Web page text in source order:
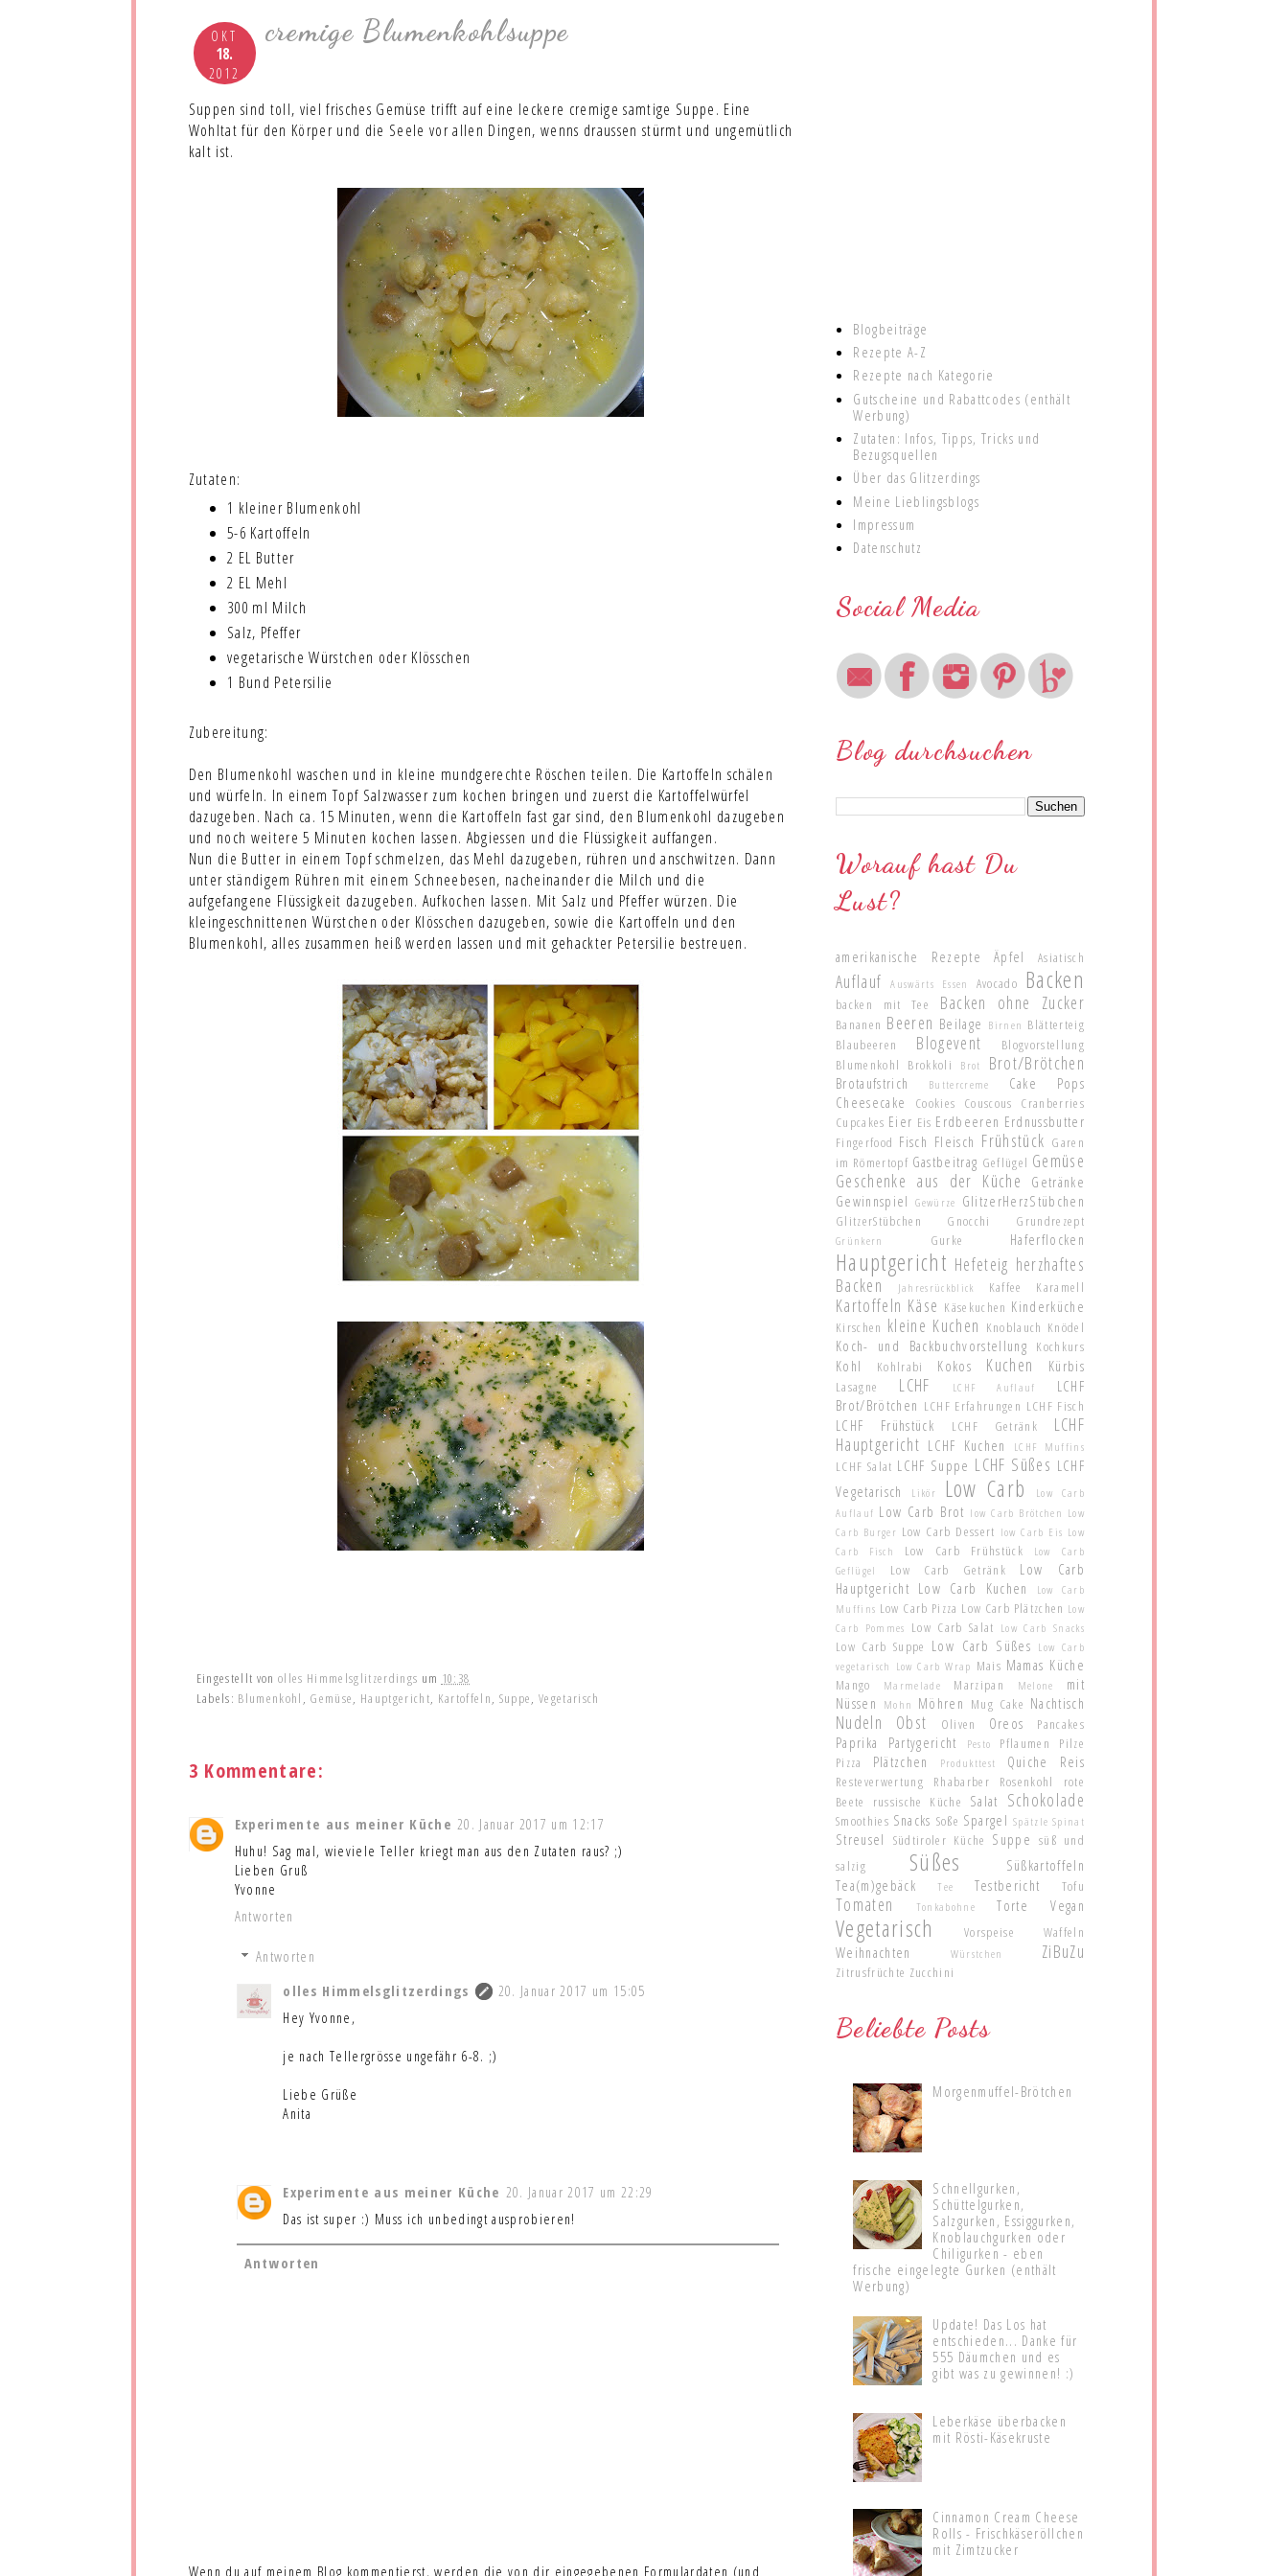
OKT
18.
2012
cremige Blumenkohlsuppe
Suppen sind toll, viel frisches Gemüse trifft auf eine leckere cremige samtige Suppe. Eine
Wohltat für den Körper und die Seele vor allen Dingen, wenns draussen stürmt und ungemütlich
kalt ist.
Zutaten:
1 kleiner Blumenkohl
5-6 Kartoffeln
2 EL Butter
2 EL Mehl
300 ml Milch
Salz, Pfeffer
vegetarische Würstchen oder Klösschen
1 Bund Petersilie
Zubereitung:
Den Blumenkohl waschen und in kleine mundgerechte Röschen teilen. Die Kartoffeln schälen
und würfeln. In einem Topf Salzwasser zum kochen bringen und zuerst die Kartoffelwürfel
dazugeben. Nach ca. 15 Minuten, wenn die Kartoffeln fast gar sind, den Blumenkohl dazugeben
und noch weitere 5 Minuten kochen lassen. Abgiessen und die Flüssigkeit auffangen.
Nun die Butter in einem Topf schmelzen, das Mehl dazugeben, rühren und anschwitzen. Dann
unter ständigem Rühren mit einem Schneebesen, nacheinander die Milch und die
aufgefangene Flüssigkeit dazugeben. Aufkochen lassen. Mit Salz und Pfeffer würzen. Die
kleingeschnittenen Würstchen oder Klösschen dazugeben, sowie die Kartoffeln und den
Blumenkohl, alles zusammen heiß werden lassen und mit gehackter Petersilie bestreuen.
Eingestellt von olles Himmelsglitzerdings um 10:38
Labels: Blumenkohl , Gemüse, Hauptgericht, Kartoffeln, Suppe,Vegetarisch
3 Kommentare:
Experimente aus meiner Küche 20. Januar 2017 um 12:17
Huhu! Sag mal, wieviele Teller kriegt man aus den Zutaten raus? ;)
Lieben Gruß
Yvonne
Antworten
Antworten
olles Himmelsglitzerdings
20. Januar 2017 um 15:05
Hey Yvonne,
je nach Tellergrösse ungefähr 6-8. ;)
Liebe Grüße
Anita
Experimente aus meiner Küche 20. Januar 2017 um 22:29
Das ist super :) Muss ich unbedingt ausprobieren!
Antworten
Wenn du auf meinem Blog kommentierst, werden die von dir eingegebenen Formulardaten (und
Blogbeiträge
Rezepte A-Z
Rezepte nach Kategorie
Gutscheine und Rabattcodes (enthält
Werbung)
Zutaten: Infos, Tipps, Tricks und
Bezugsquellen
Über das Glitzerdings
Meine Lieblingsblogs
Impressum
Datenschutz
Social Media
Blog durchsuchen
Worauf hast Du
Lust?
amerikanische Rezepte Äpfel Asiatisch
Auflauf Auswärts Essen Avocado Backen
backen mit Tee Backen ohne Zucker
Bananen Beeren Beilage Birnen Blätterteig
Blaubeeren
Blogevent
Blogvorstellung
Blumenkohl
Brokkoli Brot Brot/Brötchen
Brotaufstrich Buttercreme
Cake Pops
Cheesecake
Cookies Couscous
Cranberries
Cupcakes Eier Eis Erdbeeren Erdnussbutter
Fingerfood Fisch Fleisch Frühstück Garen
im Römertopf Gastbeitrag Geflügel Gemüse
Geschenke aus der Küche
Getränke
Gewinnspiel Gewürze GlitzerHerzStübchen
GlitzerStübchen Gnocchi Grundrezept
Grünkern Gurke Haferflocken
Hauptgericht Hefeteig herzhaftes
Backen
Jahresrückblick Kaffee Karamell
Kartoffeln Käse Käsekuchen Kinderküche
Kirschen kleine Kuchen Knoblauch Knödel
Koch- und Backbuchvorstellung Kochkurs
Kohl Kohlrabi Kokos Kuchen Kürbis
Lasagne LCHF LCHF Auflauf
LCHF
Brot/Brötchen LCHF Erfahrungen LCHF Fisch
LCHF Frühstück LCHF Getränk
LCHF
Hauptgericht LCHF Kuchen LCHF Muffins
LCHF Salat LCHF Suppe LCHF Süßes LCHF
Vegetarisch
Likör Low Carb
Low Carb
Auflauf Low Carb Brot low Carb Brötchen Low
Carb Burger Low Carb Dessert low Carb Eis Low
Carb Fisch
Low Carb Frühstück
Low Carb
Geflügel
Low Carb Getränk
Low Carb
Hauptgericht Low Carb Kuchen
Low Carb
Muffins Low Carb Pizza Low Carb Plätzchen Low
Carb Pommes Low Carb Salat Low Carb Snacks
Low Carb Suppe Low Carb Süßes Low Carb
vegetarisch Low Carb Wrap Mais Mamas Küche
Mango Marmelade Marzipan Melone
mit
Nüssen
Mohn Möhren Mug Cake Nachtisch
Nudeln Obst Oliven Oreos Pancakes
Paprika Partygericht Pesto Pflaumen
Pilze
Pizza
Plätzchen Produkttest Quiche Reis
Resteverwertung Rhabarber Rosenkohl
rote
Beete
russische Küche Salat Schokolade
Smoothies Snacks Soße Spargel Spätzle Spinat
Streusel Südtiroler Küche Suppe süß und
salzig
Süßes
Süßkartoffeln
Tea(m)gebäck
Tee Testbericht Tofu
Tomaten Tonkabohne Torte Vegan
Vegetarisch Vorspeise Waffeln
Weihnachten Würstchen ZiBuZu
Zitrusfrüchte Zucchini
Beliebte Posts
Morgenmuffel-Brötchen
Schnellgurken,
Schüttelgurken,
Salzgurken, Essiggurken,
Knoblauchgurken oder
Chiligurken - eben
frische eingelegte Gurken (enthält
Werbung)
Update! Das Los hat
entschieden... Danke für
555 Däumchen und es
gibt was zu gewinnen! :)
Leberkäse überbacken
mit Rösti-Käsekruste
Cinnamon Cream Cheese
Rolls - Frischkäseröllchen
mit Zimtzucker